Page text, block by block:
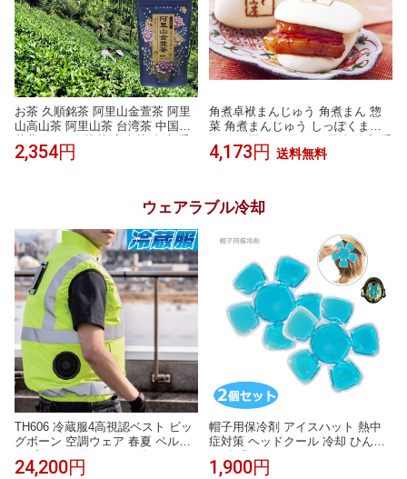
お茶 久順銘茶 阿里山金萱茶 阿里
山高山茶 阿里山茶 台湾茶 中国茶
茶葉 80g（烏龍茶 高山茶 台湾 手
土産）
2,354円
角煮卓袱まんじゅう 角煮まん 惣
菜 角煮まんじゅう しっぽくまん
じゅう 豚まん 肉まん 長崎 特産 手
土産 ふくみ屋
4,173円 送料無料
ウェアラブル冷却
TH606 冷蔵服4高視認ベスト ビッ
グボーン 空調ウェア 春夏 ペルチ
ェプレート付き ファン付き バッ
テリー別売り
24,200円
帽子用保冷剤 アイスハット 熱中
症対策 ヘッドクール 冷却 ひんや
り 冷感マット ヘルメット アイス
ヘッド 暑さ対策 ハット キャップ
1,900円